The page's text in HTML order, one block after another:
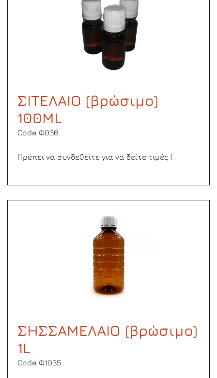
ΣΙΤΕΛΑΙΟ (βρώσιμο)
100ML
Code Φ036
Πρέπει να συνδεθείτε για να δείτε τιμές !
ΣΗΣΣΑΜΕΛΑΙΟ (βρώσιμο)
1L
Code Φ1035